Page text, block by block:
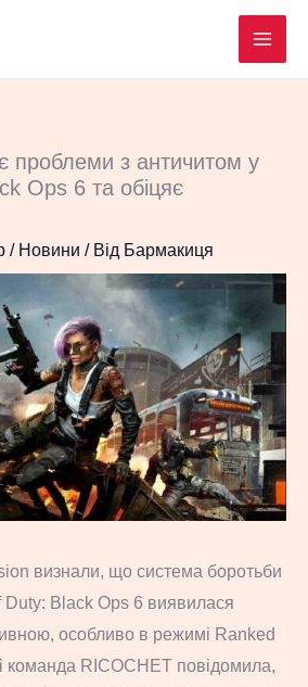
проблеми з античитом у
Ops 6 та обіцяє
/ Новини / Від Бармакиця
визнали, що система боротьби
Black Ops 6 виявилася
особливо в режимі Ranked
команда RICOCHET повідомила,